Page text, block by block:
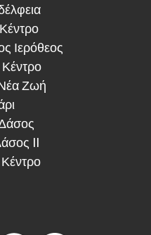
Ιερόθεος
Κέντρο
Νέα Ζωή
II